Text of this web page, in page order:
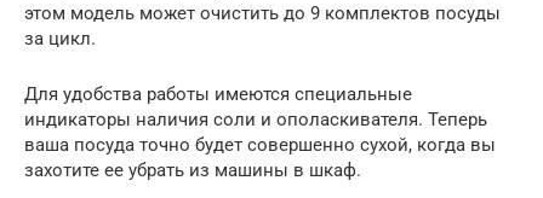
этом модель может очистить до 9 комплектов посуды
за цикл.
Для удобства работы имеются специальные
индикаторы наличия соли и ополаскивателя. Теперь
ваша посуда точно будет совершенно сухой, когда вы
захотите ее убрать из машины в шкаф.